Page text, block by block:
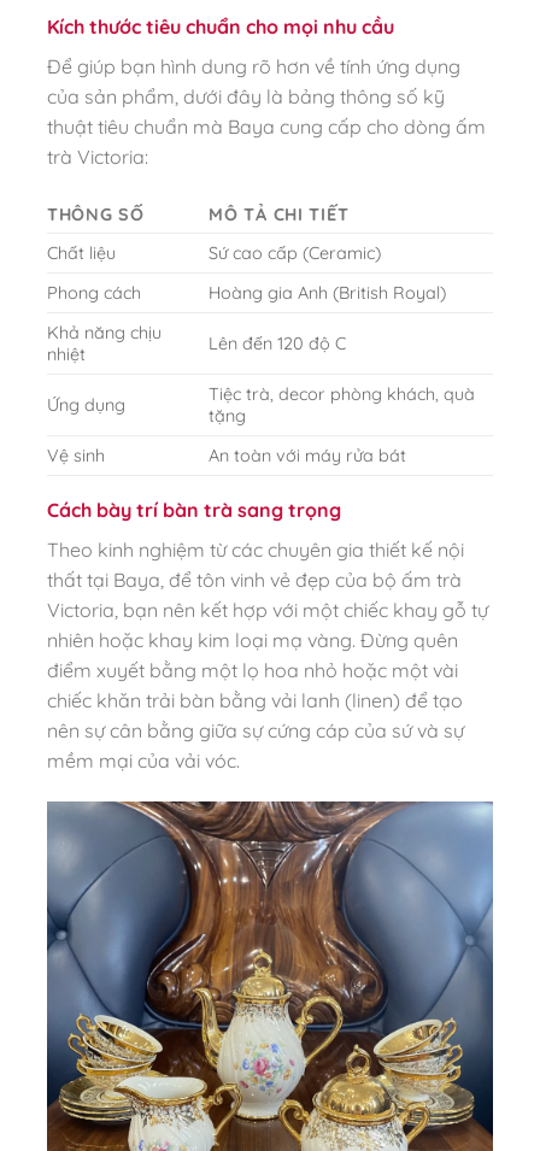
Kích thước tiêu chuẩn cho mọi nhu cầu
Để giúp bạn hình dung rõ hơn về tính ứng dụng
của sản phẩm, dưới đây là bảng thông số kỹ
thuật tiêu chuẩn mà Baya cung cấp cho dòng ấm
trà Victoria:
THÔNG SỐ
MÔ TẢ CHI TIẾT
Chất liệu
Sứ cao cấp (Ceramic)
Phong cách
Hoàng gia Anh (British Royal)
Khả năng chịu
nhiệt
Lên đến 120 độ C
Ứng dụng
Tiệc trà, decor phòng khách, quà
tặng
Vệ sinh
An toàn với máy rửa bát
Cách bày trí bàn trà sang trọng
Theo kinh nghiệm từ các chuyên gia thiết kế nội
thất tại Baya, để tôn vinh vẻ đẹp của bộ ấm trà
Victoria, bạn nên kết hợp với một chiếc khay gỗ tự
nhiên hoặc khay kim loại mạ vàng. Đừng quên
điểm xuyết bằng một lọ hoa nhỏ hoặc một vài
chiếc khăn trải bàn bằng vải lanh (linen) để tạo
nên sự cân bằng giữa sự cứng cáp của sứ và sự
mềm mại của vải vóc.